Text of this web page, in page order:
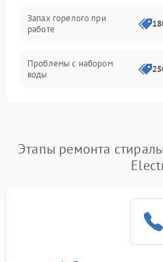
Запах горелого при
работе
Проблемы с набором
воды
Этапы ремонта